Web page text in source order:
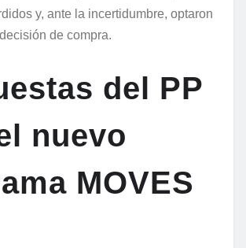
y, ante la incertidumbre, optaron
de compra.
del PP
nuevo
MOVES